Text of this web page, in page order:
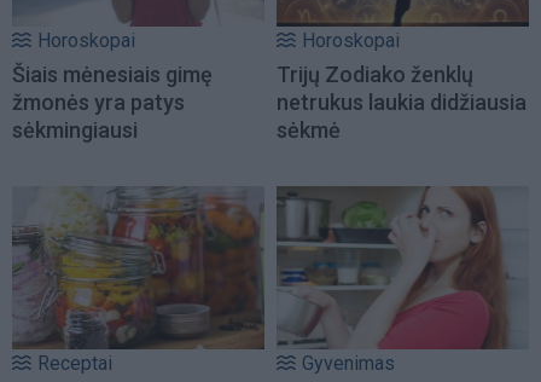
Horoskopai
Šiais mėnesiais gimę
žmonės yra patys
sėkmingiausi
Horoskopai
Trijų Zodiako ženklų
netrukus laukia didžiausia
sėkmė
Receptai Gyvenimas